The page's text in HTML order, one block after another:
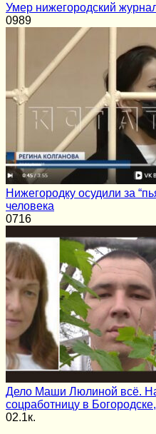
Умер нижегородский
0989
Нижегородку осудили за
человека
0716
Дело Маши Люлиной всё.
соцработницу в
02.1к.